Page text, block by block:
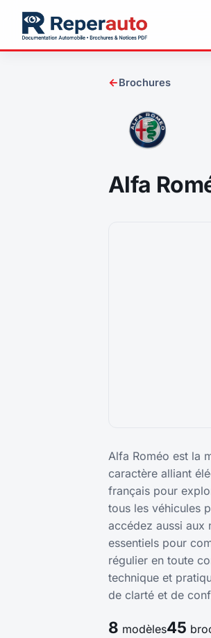
←Brochures
Alfa
Alfa Roméo est la
caractère alliant
français pour
tous les véhicules
accédez aussi aux
essentiels pour
régulier en toute
technique et
de clarté et de
8 modèles45